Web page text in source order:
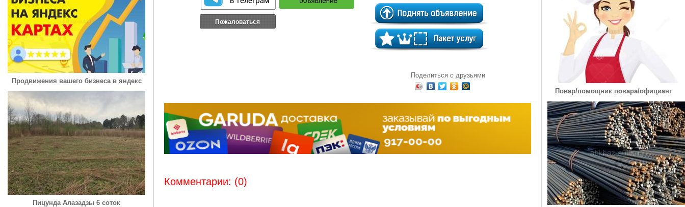
Продвижения вашего бизнеса в яндекс
Пицунда Алазадзы 6 соток
Пожаловаться
Поделиться с друзьями
Комментарии: (0)
Повар/помощник повара/официант